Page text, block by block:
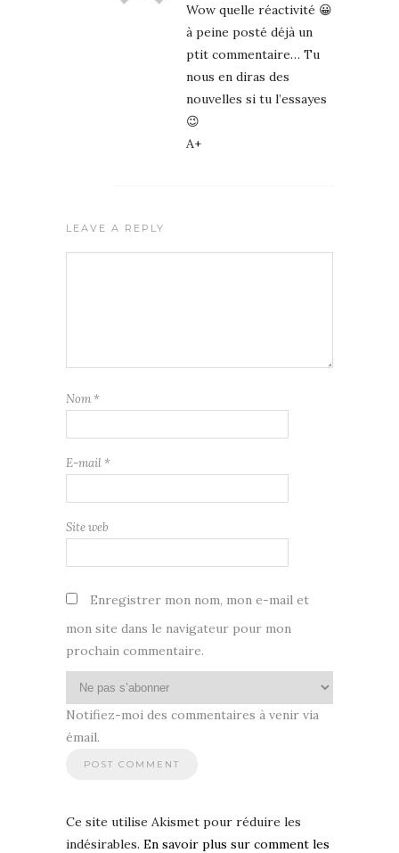
Wow quelle réactivité 😀
à peine posté déjà un
ptit commentaire… Tu
nous en diras des
nouvelles si tu l’essayes
😉
A+
LEAVE A REPLY
Nom *
E-mail *
Site web
Enregistrer mon nom, mon e-mail et
mon site dans le navigateur pour mon
prochain commentaire.
Notifiez-moi des commentaires à venir via
émail.
Ce site utilise Akismet pour réduire les
indésirables. En savoir plus sur comment les